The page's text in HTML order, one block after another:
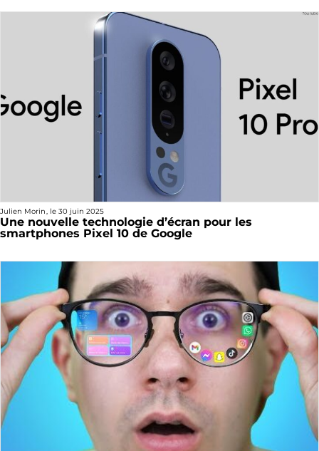
Julien Morin, le 30 juin 2025
Une nouvelle technologie d’écran pour les
smartphones Pixel 10 de Google